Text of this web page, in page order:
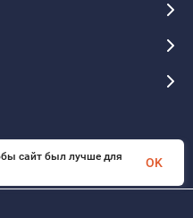
сайт был лучше для
OK